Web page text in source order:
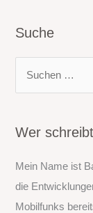
Suche
h
n
n
a
Wer
Mein Name ist
die
Mobilfunks